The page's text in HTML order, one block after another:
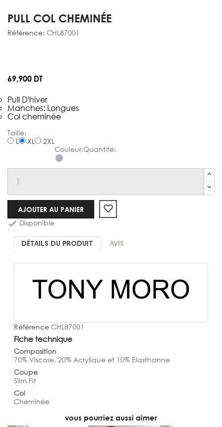
PULL COL CHEMINÉE
Référence: CHL87001
69,900 DT
Pull D'hiver
Manches: Longues
Col cheminée
Pull
d'hiver
L XL 2XL
AJOUTER AU PANIER
 Disponible
DÉTAILS DU PRODUIT AVIS
Référence CHL87001
Fiche technique
Composition
70% Viscose, 20% Acrylique et 10% Elasthanne
Coupe
Slim Fit
Col
Cheminée
vous pourriez aussi aimer